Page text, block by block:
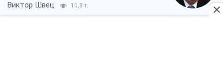
Виктор Швец 10,8 т.